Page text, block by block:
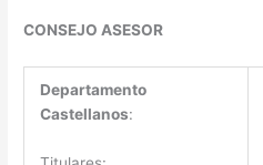
CONSEJO ASESOR
Departamento
Castellanos: